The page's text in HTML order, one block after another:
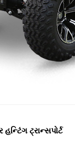
ટ્રાન્સપોર્ટ